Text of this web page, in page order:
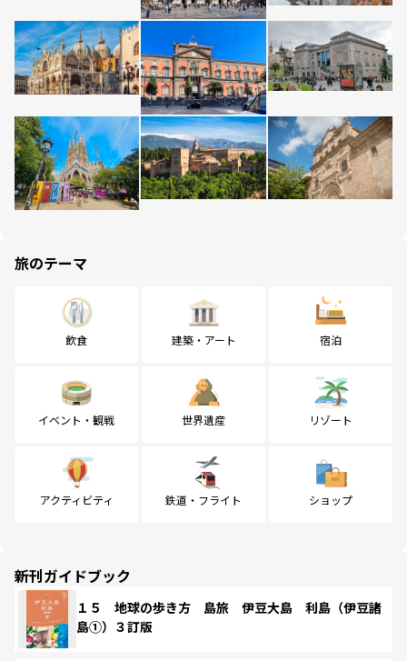
旅のテーマ
飲食 建築・アート 宿泊
イベント・観戦 世界遺産 リゾート
アクティビティ 鉄道・フライト ショップ
新刊ガイドブック
１５ 地球の歩き方 島旅 伊豆大島 利島（伊豆諸
島①）３訂版